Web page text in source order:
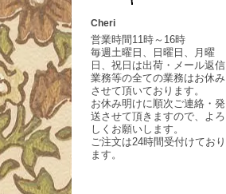
Cheri
営業時間11時～16時
毎週土曜日、日曜日、月曜
日、祝日は出荷・メール返信
業務等の全ての業務はお休み
させて頂いております。
お休み明けに順次ご連絡・発
送させて頂きますので、よろ
しくお願いします。
ご注文は24時間受付けており
ます。